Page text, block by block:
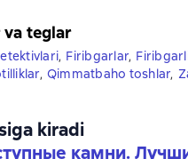
va teglar
, Firibgarlar,
, Qimmatbaho toshlar,
kiradi
камни.